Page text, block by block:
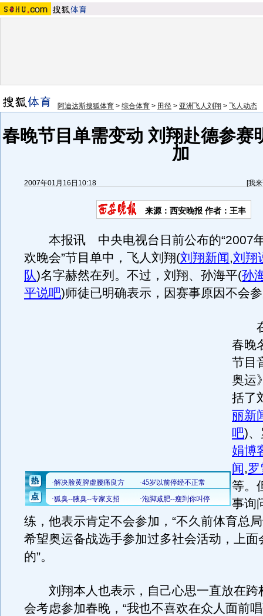
阿迪达斯搜狐体育 > 综合体育 > 田径 > 亚洲飞人刘翔 > 飞人动态
春晚节目单需变动 刘翔赴德参赛
加
2007年01月16日10:18 [我
来源：西安晚报 作者：王丰
本报讯 中央电视台日前公布的“2007
欢晚会”节目单中，飞人刘翔(刘翔新闻,刘翔
队)名字赫然在列。不过，刘翔、孙海平(孙
平说吧)师徒已明确表示，因赛事原因不会
在
春晚
节目
奥运
括了
丽新
吧)
娟博
闻,
等。
事询
练，他表示肯定不会参加，“不久前体育总
希望奥运备战选手参加过多社会活动，上面
的”。
刘翔本人也表示，自己心思一直放在跨
会考虑参加春晚，“我也不喜欢在众人面前